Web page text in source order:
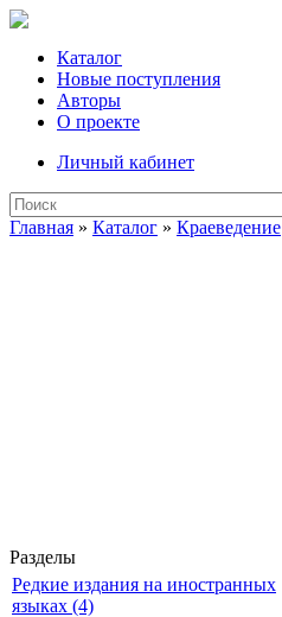
Каталог
Новые поступления
Авторы
О проекте
Личный кабинет
Главная » Каталог » Краеведение
Разделы
Редкие издания на иностранных
языках (4)